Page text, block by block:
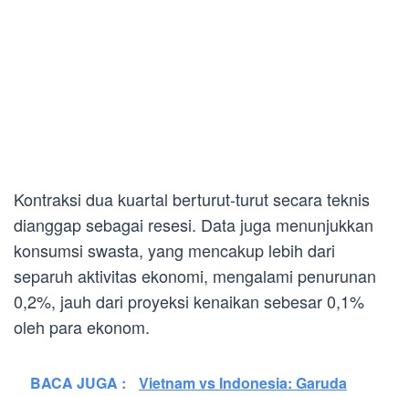
Kontraksi dua kuartal berturut-turut secara teknis
dianggap sebagai resesi. Data juga menunjukkan
konsumsi swasta, yang mencakup lebih dari
separuh aktivitas ekonomi, mengalami penurunan
0,2%, jauh dari proyeksi kenaikan sebesar 0,1%
oleh para ekonom.
BACA JUGA :
Vietnam vs Indonesia: Garuda